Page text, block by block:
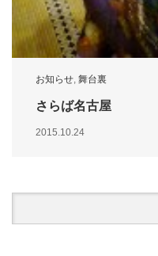
お知らせ, 舞台裏
さらば名古屋
2015.10.24